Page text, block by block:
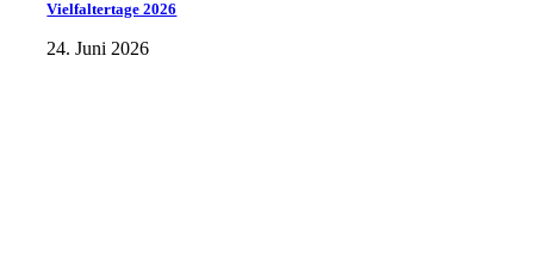
Vielfaltertage 2026
24. Juni 2026